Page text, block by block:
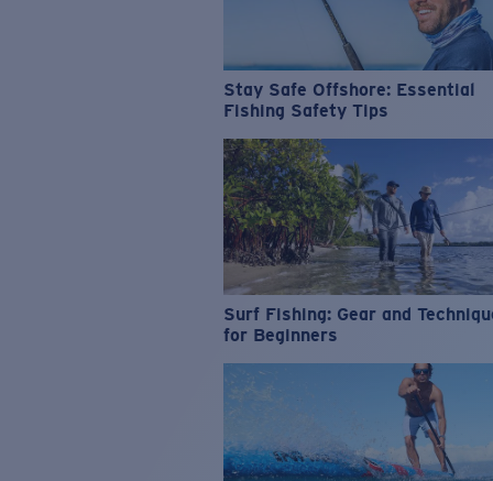
Stay Safe Offshore: Essential
Fishing Safety Tips
Surf Fishing: Gear and
for Beginners